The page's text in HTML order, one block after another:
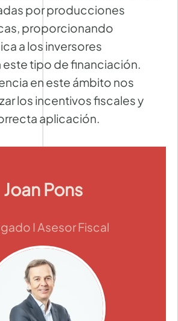
por producciones
proporcionando
a los inversores
este tipo de financiación.
en este ámbito nos
los incentivos fiscales y
aplicación.
Joan Pons
I Asesor Fiscal